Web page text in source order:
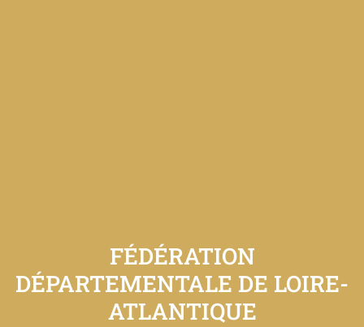
FÉDÉRATION
DÉPARTEMENTALE DE LOIRE-
ATLANTIQUE